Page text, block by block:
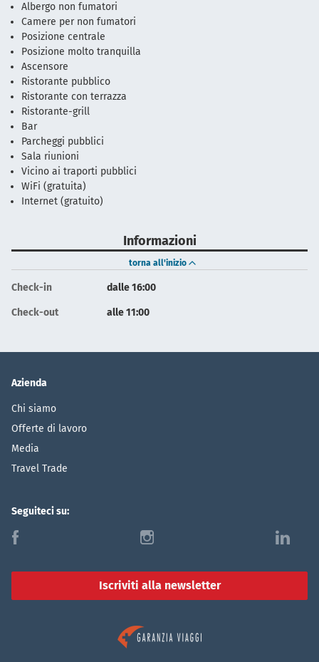
Albergo non fumatori
Camere per non fumatori
Posizione centrale
Posizione molto tranquilla
Ascensore
Ristorante pubblico
Ristorante con terrazza
Ristorante-grill
Bar
Parcheggi pubblici
Sala riunioni
Vicino ai traporti pubblici
WiFi (gratuita)
Internet (gratuito)
Informazioni
torna all'inizio
Check-in dalle 16:00
Check-out alle 11:00
Azienda
Chi siamo
Offerte di lavoro
Media
Travel Trade
Seguiteci su:
f i l
Iscriviti alla newsletter